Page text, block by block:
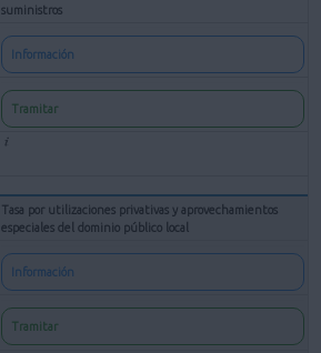
suministros
Información
Tramitar
Tasa por utilizaciones privativas y aprovechamientos
especiales del dominio público local
Información
Tramitar